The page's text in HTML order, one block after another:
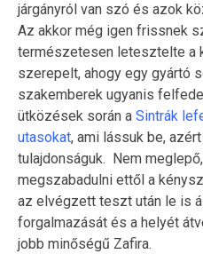
járgányról van szó és azok
Az akkor még igen frissnek
természetesen letesztelte a
szerepelt, ahogy egy gyártó
szakemberek ugyanis
ütközések során a Sintrák
utasokat, ami lássuk be,
tulajdonságuk. Nem
megszabadulni ettől a
az elvégzett teszt után le is
forgalmazását és a helyét
jobb minőségű Zafira.